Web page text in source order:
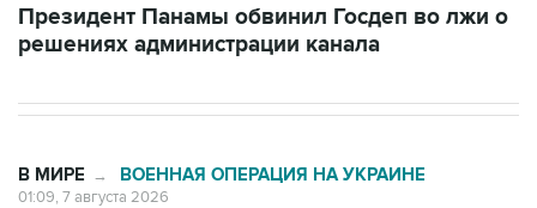
Президент Панамы обвинил Госдеп во лжи о
решениях администрации канала
В МИРЕ → ВОЕННАЯ ОПЕРАЦИЯ НА УКРАИНЕ
01:09, 7 августа 2026